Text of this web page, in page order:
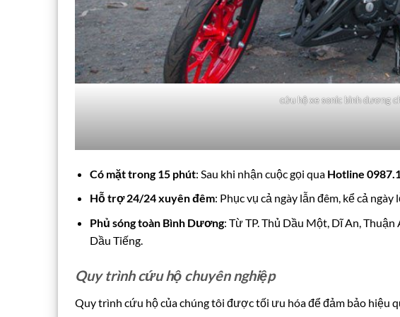
cứu hộ xe sonic bình dương
Có mặt trong 15 phút: Sau khi nhận cuộc gọi qua Hotline
Hỗ trợ 24/24 xuyên đêm: Phục vụ cả ngày lẫn đêm, kể cả
Phủ sóng toàn Bình Dương: Từ TP. Thủ Dầu Một, Dĩ An, Thuận
Dầu Tiếng.
Quy trình cứu hộ chuyên nghiệp
Quy trình cứu hộ của chúng tôi được tối ưu hóa để đảm bảo hiệu